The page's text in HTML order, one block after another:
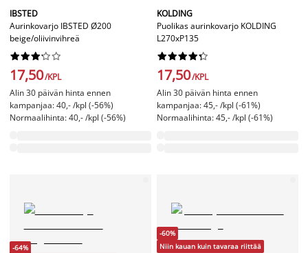
IBSTED
Aurinkovarjo IBSTED Ø200
beige/oliivinvihreä






17,50/KPL
Alin 30 päivän hinta ennen
kampanjaa: 40,- /kpl (-56%)
Normaalihinta: 40,- /kpl (-56%)
KOLDING
Puolikas aurinkovarjo KOLDING
L270xP135






17,50/KPL
Alin 30 päivän hinta ennen
kampanjaa: 45,- /kpl (-61%)
Normaalihinta: 45,- /kpl (-61%)
-64%
-60%
Niin kauan kuin tavaraa riittää